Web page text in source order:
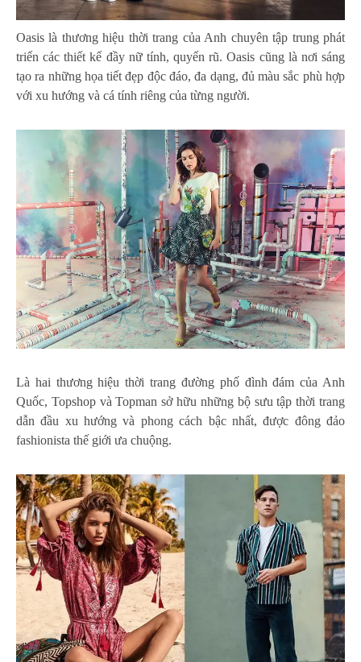
Oasis là thương hiệu thời trang của Anh chuyên tập trung phát
triển các thiết kế đầy nữ tính, quyến rũ. Oasis cũng là nơi sáng
tạo ra những họa tiết đẹp độc đáo, đa dạng, đủ màu sắc phù hợp
với xu hướng và cá tính riêng của từng người.
Là hai thương hiệu thời trang đường phố đình đám của Anh
Quốc, Topshop và Topman sở hữu những bộ sưu tập thời trang
dẫn đầu xu hướng và phong cách bậc nhất, được đông đảo
fashionista thế giới ưa chuộng.